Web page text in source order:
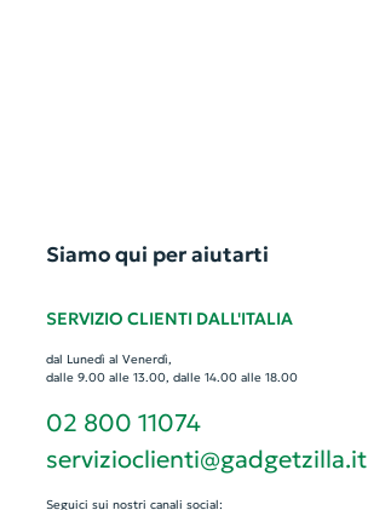
Siamo qui per aiutarti
SERVIZIO CLIENTI DALL'ITALIA
dal Lunedì al Venerdì,
dalle 9.00 alle 13.00, dalle 14.00 alle 18.00
02 800 11074
servizioclienti@gadgetzilla.it
Seguici sui nostri canali social: